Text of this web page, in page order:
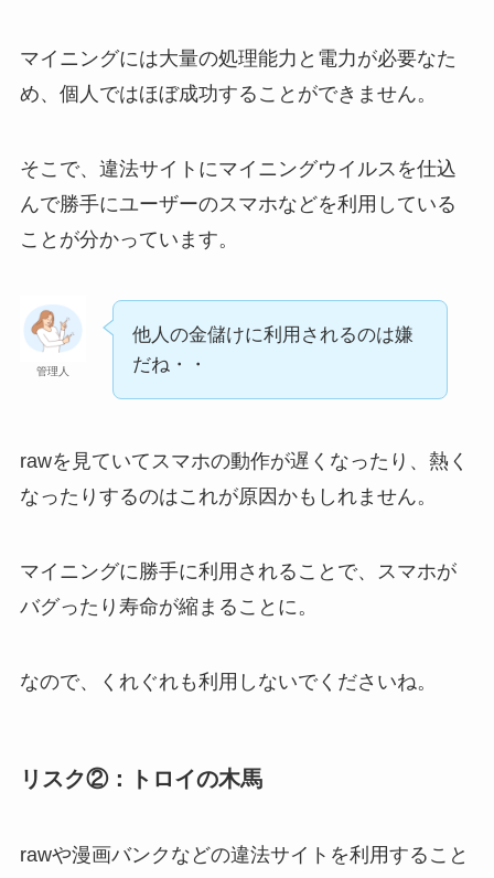
マイニングには大量の処理能力と電力が必要なた
め、個人ではほぼ成功することができません。
そこで、違法サイトにマイニングウイルスを仕込
んで勝手にユーザーのスマホなどを利用している
ことが分かっています。
管理人
他人の金儲けに利用されるのは嫌
だね・・
rawを見ていてスマホの動作が遅くなったり、熱く
なったりするのはこれが原因かもしれません。
マイニングに勝手に利用されることで、スマホが
バグったり寿命が縮まることに。
なので、くれぐれも利用しないでくださいね。
リスク②：トロイの木馬
rawや漫画バンクなどの違法サイトを利用すること